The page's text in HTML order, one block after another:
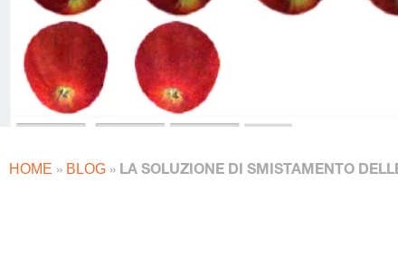
HOME » BLOG » LA SOLUZIONE DI SMISTAMENTO